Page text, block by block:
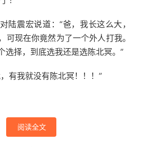
陆震宏说道：“爸，我长这么大，
可现在你竟然为了一个外人打我。
选择，到底选我还是选陈北冥。”
有我就没有陈北冥！！！”
阅读全文